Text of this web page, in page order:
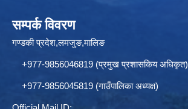
सम्पर्क विवरण
गण्डकी प्रदेश,लमजुङ,मालिङ
+977-9856046819 (प्रमुख प्रशासकिय अधिकृत)
+977-9856045819 (गाउँपालिका अध्यक्ष)